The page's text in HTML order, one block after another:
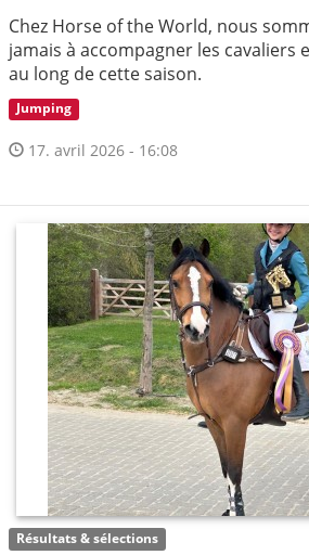
Chez Horse of the World, nous
jamais à accompagner les cavaliers
au long de cette saison.
Jumping
17. avril 2026 - 16:08
Résultats & sélections